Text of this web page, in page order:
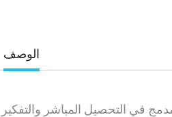
الوصف
في التحصيل المباشر